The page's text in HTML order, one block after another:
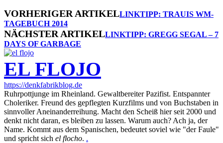
VORHERIGER ARTIKELLINKTIPP: TRAUIS WM-
TAGEBUCH 2014
NÄCHSTER ARTIKELLINKTIPP: GREGG SEGAL – 7
DAYS OF GARBAGE
EL FLOJO
https://denkfabrikblog.de
Ruhrpottjunge im Rheinland. Gewaltbereiter Pazifist. Entspannter
Choleriker. Freund des gepflegten Kurzfilms und von Buchstaben in
sinnvoller Aneinanderreihung. Macht den Scheiß hier seit 2000 und
denkt nicht daran, es bleiben zu lassen. Warum auch? Ach ja, der
Name. Kommt aus dem Spanischen, bedeutet soviel wie "der Faule"
und spricht sich el flocho. .